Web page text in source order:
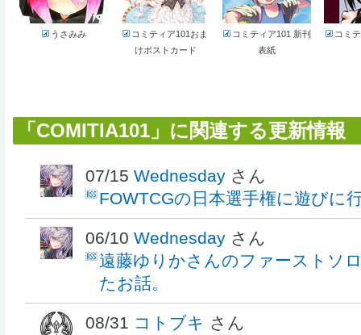
うさみみ
コミティア101おま
けポストカード
コミティア101 新刊
表紙
コミ
「COMITIA101」に関連する更新情報
07/15 Wednesday さん
FOWTCGの日本選手権に遊びに
06/10 Wednesday さん
遠藤ゆりかさんのファーストソ
たお話。
08/31 コトブキ さん